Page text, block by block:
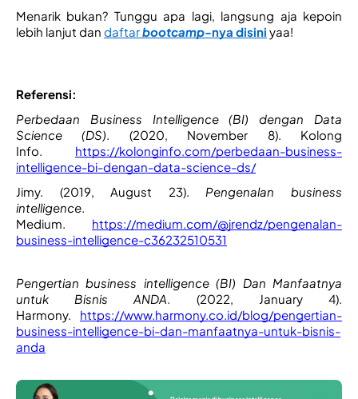
Menarik bukan? Tunggu apa lagi, langsung aja kepoin
lebih lanjut dan daftarbootcamp-nya disini yaa!
Referensi:
Perbedaan Business Intelligence (BI) dengan Data
Science (DS). (2020, November 8). Kolong
Info.
https://kolonginfo.com/perbedaan-business-
intelligence-bi-dengan-data-science-ds/
Jimy. (2019, August 23). Pengenalan business
intelligence
Medium. https://medium.com/@jrendz/pengenalan-
business-intelligence-c36232510531
Pengertian business intelligence (BI) Dan Manfaatnya
untuk Bisnis ANDA. (2022, January 4).
Harmony.
https://www.harmony.co.id/blog/pengertian-
business-intelligence-bi-dan-manfaatnya-untuk-bisnis-
anda